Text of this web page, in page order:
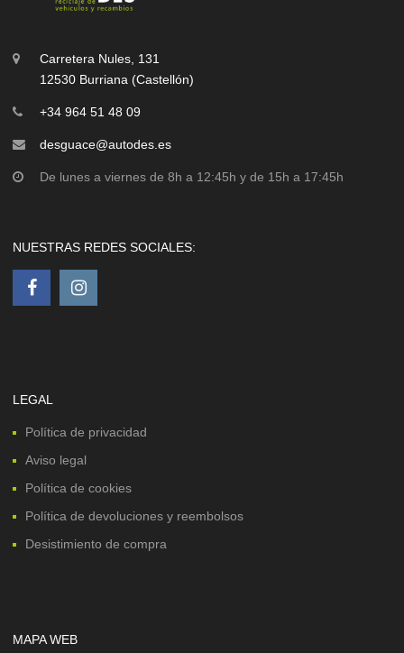
Carretera Nules, 131
12530 Burriana (Castellón)
+34 964 51 48 09
desguace@autodes.es
De lunes a viernes de 8h a 12:45h y de 15h a 17:45h
NUESTRAS REDES SOCIALES:
LEGAL
Política de privacidad
Aviso legal
Política de cookies
Política de devoluciones y reembolsos
Desistimiento de compra
MAPA WEB